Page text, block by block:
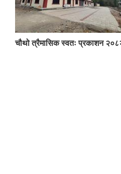
चौथो त्रैमासिक स्वतः प्रकाशन